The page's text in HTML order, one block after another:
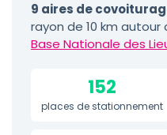
9 aires de
rayon de 10 km autour
Base Nationale des
152
places de stationnement